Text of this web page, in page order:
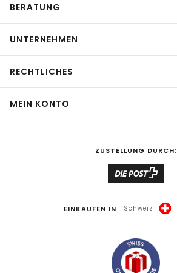
BERATUNG
UNTERNEHMEN
RECHTLICHES
MEIN KONTO
ZUSTELLUNG DURCH:
EINKAUFEN IN Schweiz